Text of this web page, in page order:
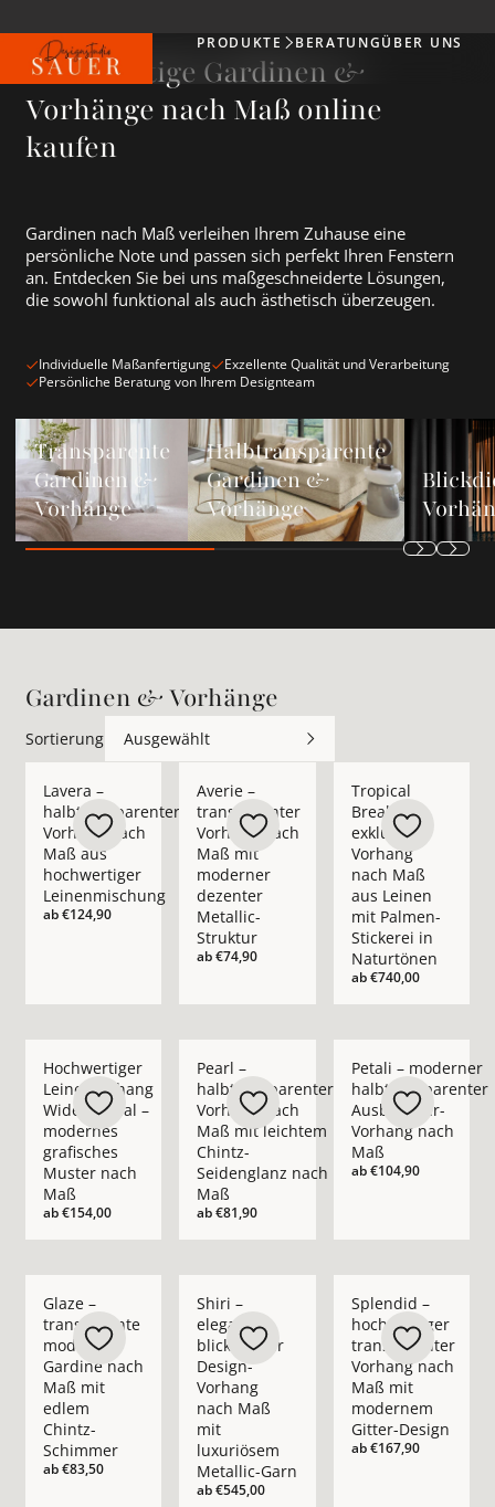
Produkte
PRODUKTE BERATUNGÜBER UNS
Hochwertige Gardinen &
Vorhänge nach Maß online
kaufen
Gardinen nach Maß verleihen Ihrem Zuhause eine
persönliche Note und passen sich perfekt Ihren Fenstern
an. Entdecken Sie bei uns maßgeschneiderte Lösungen,
die sowohl funktional als auch ästhetisch überzeugen.
Individuelle Maßanfertigung
Exzellente Qualität und Verarbeitung
Persönliche Beratung von Ihrem Designteam
Transparente Gardinen &amp; Vorhänge ansehen
Transparente
Gardinen &
Vorhänge
Halbtransparente Gardinen &amp;
Halbtransparente
Gardinen &
Vorhänge
Gardinen & Vorhänge
Sortierung Ausgewählt
Lavera –
halbtransparenter
Vorhang nach
Maß aus
hochwertiger
Leinenmischung
ab€124,90
Averie –
transparenter
Vorhang nach
Maß mit
moderner
dezenter
Metallic-
Struktur
ab€74,90
Tropical
Break –
exklusiver
Vorhang
nach Maß
aus Leinen
mit Palmen-
Stickerei in
Naturtönen
ab€740,00
Hochwertiger
Leinenvorhang
Wide Appeal –
modernes
grafisches
Muster nach
Maß
ab€154,00
Pearl –
halbtransparenter
Vorhang nach
Maß mit leichtem
Chintz-
Seidenglanz nach
Maß
ab€81,90
Petali – moderner
halbtransparenter
Ausbrenner-
Vorhang nach
Maß
ab€104,90
Glaze –
transparente
moderne
Gardine nach
Maß mit
edlem
Chintz-
Schimmer
ab€83,50
Shiri –
eleganter
blickdichter
Design-
Vorhang
nach Maß
mit
luxuriösem
Metallic-Garn
ab€545,00
Splendid –
hochwertiger
transparenter
Vorhang nach
Maß mit
modernem
Gitter-Design
ab€167,90